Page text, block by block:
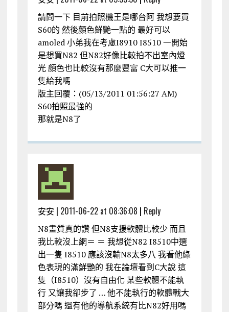
請問一下 目前拍照機王是哪台阿 我想要買
S60的 然後顏色鮮艷一點的 最好可以
amoled 小弟我在考慮I8910 I8510 一開始
是想買N82 但N82好像比較拍不出室內燈
光 顏色也比較沒有那麼豐富 C大可以推一
隻給我嗎
版主回覆：(05/13/2011 01:56:27 AM)
S60拍照最強的
那就是N8了
安安 | 2011-06-22 at 08:36:08 | Reply
N8畫質真的讚 但N8支援軟體比較少 而且
我比較沒上網＝ ＝ 我想從N82 I8510中選
出一隻 I8510 應該沒輸N8太多八 我看他綠
色表現的滿鮮艷的 我在論壇看到C大說 這
隻（I8510）沒有自由化 某些軟體不能執
行 又讓我卻步了 … 他不能執行的軟體戰大
部分嗎 還有他的導航系統有比N82好用嗎